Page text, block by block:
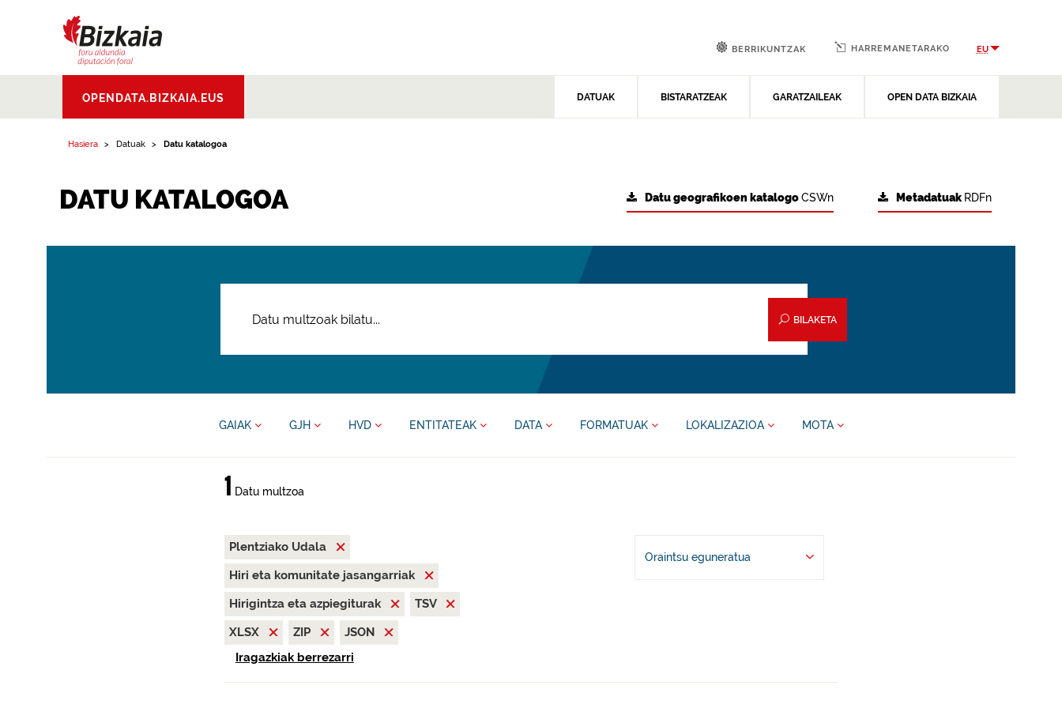
Aldundia.Diputacion
Foral de Bizkaia
OPENDATA.BIZKAIA.EUS DATUAK BISTARATZEAK GARATZAILEAK OPEN DATA BIZKAIA
BERRIKUNTZAK HARREMANETARAKO EU
Hasiera Datuak Datu katalogoa
DATU KATALOGOA Metadatuak RDFn
Datu geografikoen katalogoCSWn
BILAKETA
GAIAK GJH HVD ENTITATEAK DATA FORMATUAK LOKALIZAZIOA MOTA
1 Datu multzoa
Plentziako Udala
Hiri eta komunitate jasangarriak
Hirigintza eta azpiegiturak
TSV
XLSX
ZIP
JSON
Iragazkiak berrezarri
Oraintsu eguneratua